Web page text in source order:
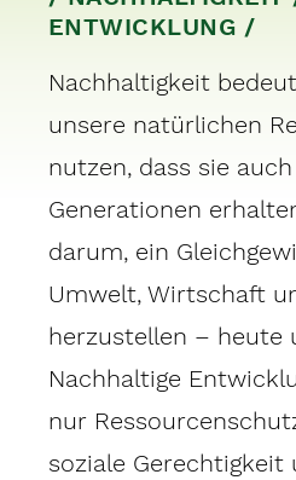
ENTWICKLUNG /
Nachhaltigkeit
unsere natürlichen
nutzen, dass sie
Generationen
darum, ein
Umwelt, Wirtschaft
herzustellen – heute
Nachhaltige
nur
soziale Gerechtigkeit